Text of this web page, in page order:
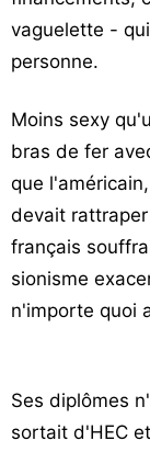
Vos
bonnes
adresses
vaguelette -
personne.
Moins sexy
bras de fer
que
devait
français
sionisme
n'importe quoi
Ses diplômes
sortait d'HEC